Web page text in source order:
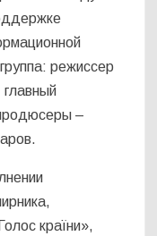
режиссер
–
країни»,